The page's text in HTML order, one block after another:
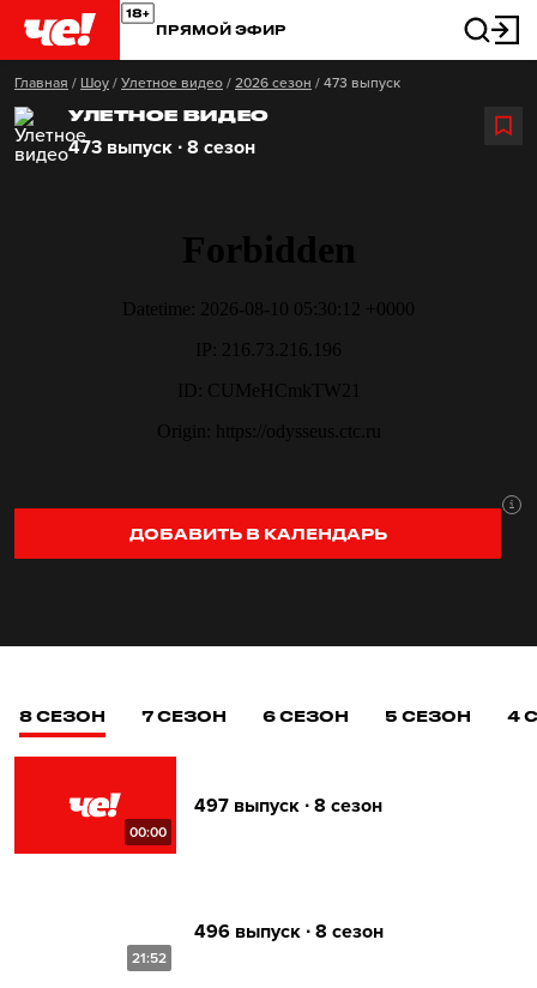
ПРЯМОЙ ЭФИР
Главная / Шоу / Улетное видео / 2026 сезон / 473 выпуск
УЛЕТНОЕ ВИДЕО
473 выпуск ∙ 8 сезон
ДОБАВИТЬ В КАЛЕНДАРЬ
8 СЕЗОН 7 СЕЗОН 6 СЕЗОН 5 СЕЗОН 4
00:00
497 выпуск ∙ 8 сезон
21:52
496 выпуск ∙ 8 сезон